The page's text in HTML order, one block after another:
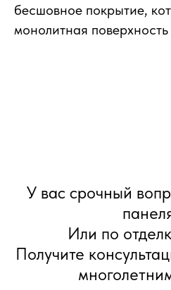
бесшовное покрытие,
монолитная
У вас срочный
Или по
Получите